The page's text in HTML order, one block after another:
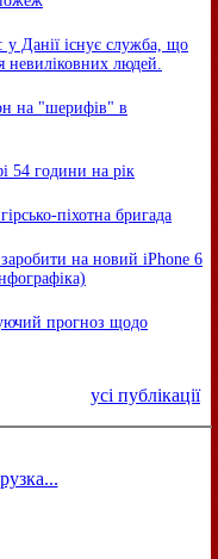
Данії існує служба, що
невиліковних людей.
на "шерифів" в
54 години на рік
піхотна бригада
на новий iPhone 6
прогноз щодо
усі публікації